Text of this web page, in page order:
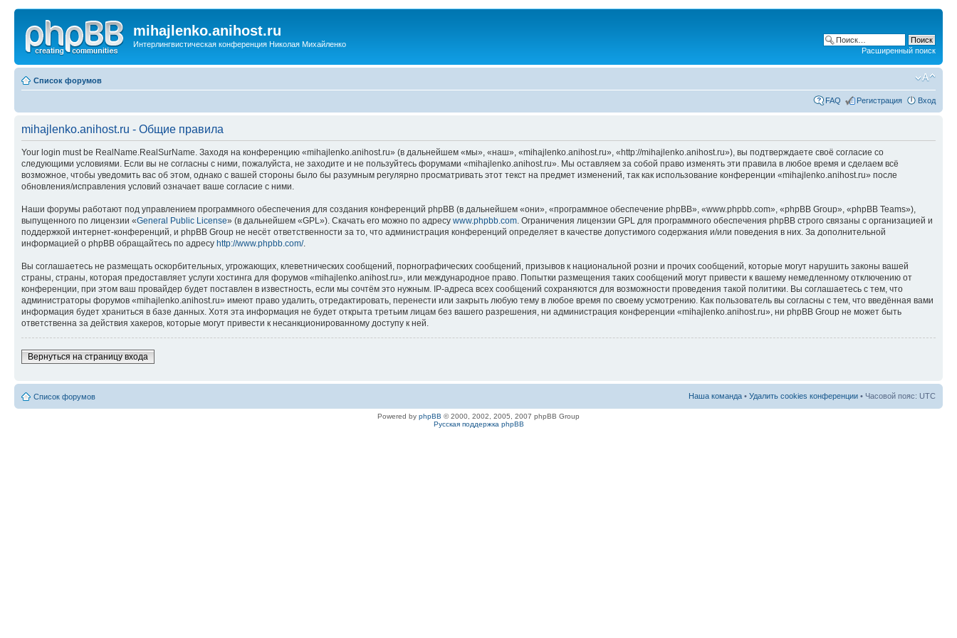
mihajlenko.anihost.ru
Интерлингвистическая конференция Николая Михайленко
Расширенный поиск
Список форумов
FAQ Регистрация Вход
mihajlenko.anihost.ru - Общие правила
Your login must be RealName.RealSurName. Заходя на конференцию «mihajlenko.anihost.ru» (в дальнейшем «мы», «наш», «mihajlenko.anihost.ru», «http://mihajlenko.anihost.ru»), вы подтверждаете своё согласие со
следующими условиями. Если вы не согласны с ними, пожалуйста, не заходите и не пользуйтесь форумами «mihajlenko.anihost.ru». Мы оставляем за собой право изменять эти правила в любое время и сделаем всё
возможное, чтобы уведомить вас об этом, однако с вашей стороны было бы разумным регулярно просматривать этот текст на предмет изменений, так как использование конференции «mihajlenko.anihost.ru» после
обновления/исправления условий означает ваше согласие с ними.
Наши форумы работают под управлением программного обеспечения для создания конференций phpBB (в дальнейшем «они», «программное обеспечение phpBB», «www.phpbb.com», «phpBB Group», «phpBB Teams»),
выпущенного по лицензии «General Public License» (в дальнейшем «GPL»). Скачать его можно по адресу www.phpbb.com . Ограничения лицензии GPL для программного обеспечения phpBB строго связаны с организацией и
поддержкой интернет-конференций, и phpBB Group не несёт ответственности за то, что администрация конференций определяет в качестве допустимого содержания и/или поведения в них. За дополнительной
информацией о phpBB обращайтесь по адресу http://www.phpbb.com/.
Вы соглашаетесь не размещать оскорбительных, угрожающих, клеветнических сообщений, порнографических сообщений, призывов к национальной розни и прочих сообщений, которые могут нарушить законы вашей
страны, страны, которая предоставляет услуги хостинга для форумов «mihajlenko.anihost.ru», или международное право. Попытки размещения таких сообщений могут привести к вашему немедленному отключению от
конференции, при этом ваш провайдер будет поставлен в известность, если мы сочтём это нужным. IP-адреса всех сообщений сохраняются для возможности проведения такой политики. Вы соглашаетесь с тем, что
администраторы форумов «mihajlenko.anihost.ru» имеют право удалить, отредактировать, перенести или закрыть любую тему в любое время по своему усмотрению. Как пользователь вы согласны с тем, что введённая вами
информация будет храниться в базе данных. Хотя эта информация не будет открыта третьим лицам без вашего разрешения, ни администрация конференции «mihajlenko.anihost.ru», ни phpBB Group не может быть
ответственна за действия хакеров, которые могут привести к несанкционированному доступу к ней.
Вернуться на страницу входа
Список форумов Наша команда • Удалить cookies конференции • Часовой пояс: UTC
Powered by phpBB © 2000, 2002, 2005, 2007 phpBB Group
Русская поддержка phpBB